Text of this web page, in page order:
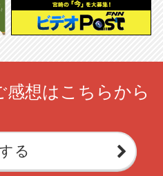
想はこちらから
る